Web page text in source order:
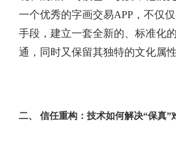
一个优秀的字画交易APP，不仅
手段，建立一套全新的、标准化
通，同时又保留其独特的文化属性
二、 信任重构：技术如何解决“保真”